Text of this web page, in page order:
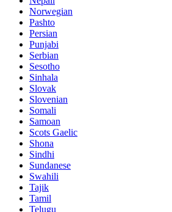
Norwegian
Pashto
Persian
Punjabi
Serbian
Sesotho
Sinhala
Slovak
Slovenian
Somali
Samoan
Scots Gaelic
Shona
Sindhi
Sundanese
Swahili
Tajik
Tamil
Telugu